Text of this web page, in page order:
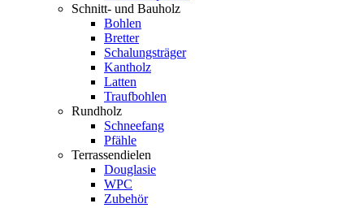
Schnitt- und Bauholz
Bohlen
Bretter
Schalungsträger
Kantholz
Latten
Traufbohlen
Rundholz
Schneefang
Pfähle
Terrassendielen
Douglasie
WPC
Zubehör